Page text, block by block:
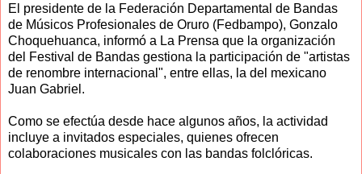
El presidente de la Federación Departamental de Bandas
de Músicos Profesionales de Oruro (Fedbampo), Gonzalo
Choquehuanca, informó a La Prensa que la organización
del Festival de Bandas gestiona la participación de "artistas
de renombre internacional", entre ellas, la del mexicano
Juan Gabriel.
Como se efectúa desde hace algunos años, la actividad
incluye a invitados especiales, quienes ofrecen
colaboraciones musicales con las bandas folclóricas.